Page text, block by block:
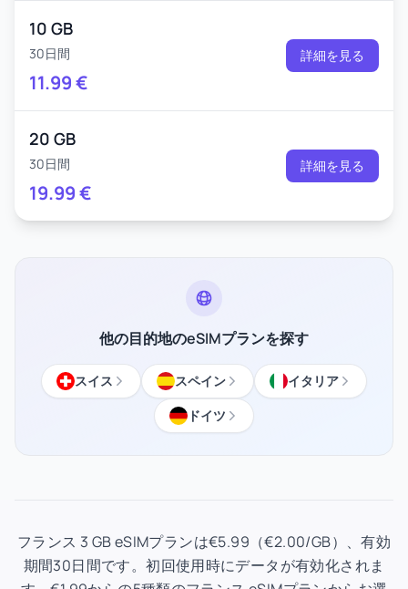
10 GB
30日間
11.99€
詳細を見る
20 GB
30日間
19.99€
詳細を見る
他の目的地のeSIMプランを探す
スイス スペイン
イタリア
ドイツ
フランス 3 GB eSIMプランは€5.99（€2.00/GB）、有効
期間30日間です。初回使用時にデータが有効化されま